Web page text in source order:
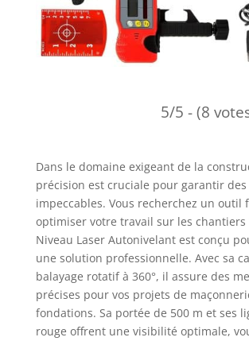
5/5 - (8
Dans le domaine exigeant de la
précision est cruciale pour garantir
impeccables. Vous recherchez un outil
optimiser votre travail sur les chantiers
Niveau Laser Autonivelant est conçu
une solution professionnelle. Avec sa
balayage rotatif à 360°, il assure des
précises pour vos projets de
fondations. Sa portée de 500 m et ses
rouge offrent une visibilité optimale,